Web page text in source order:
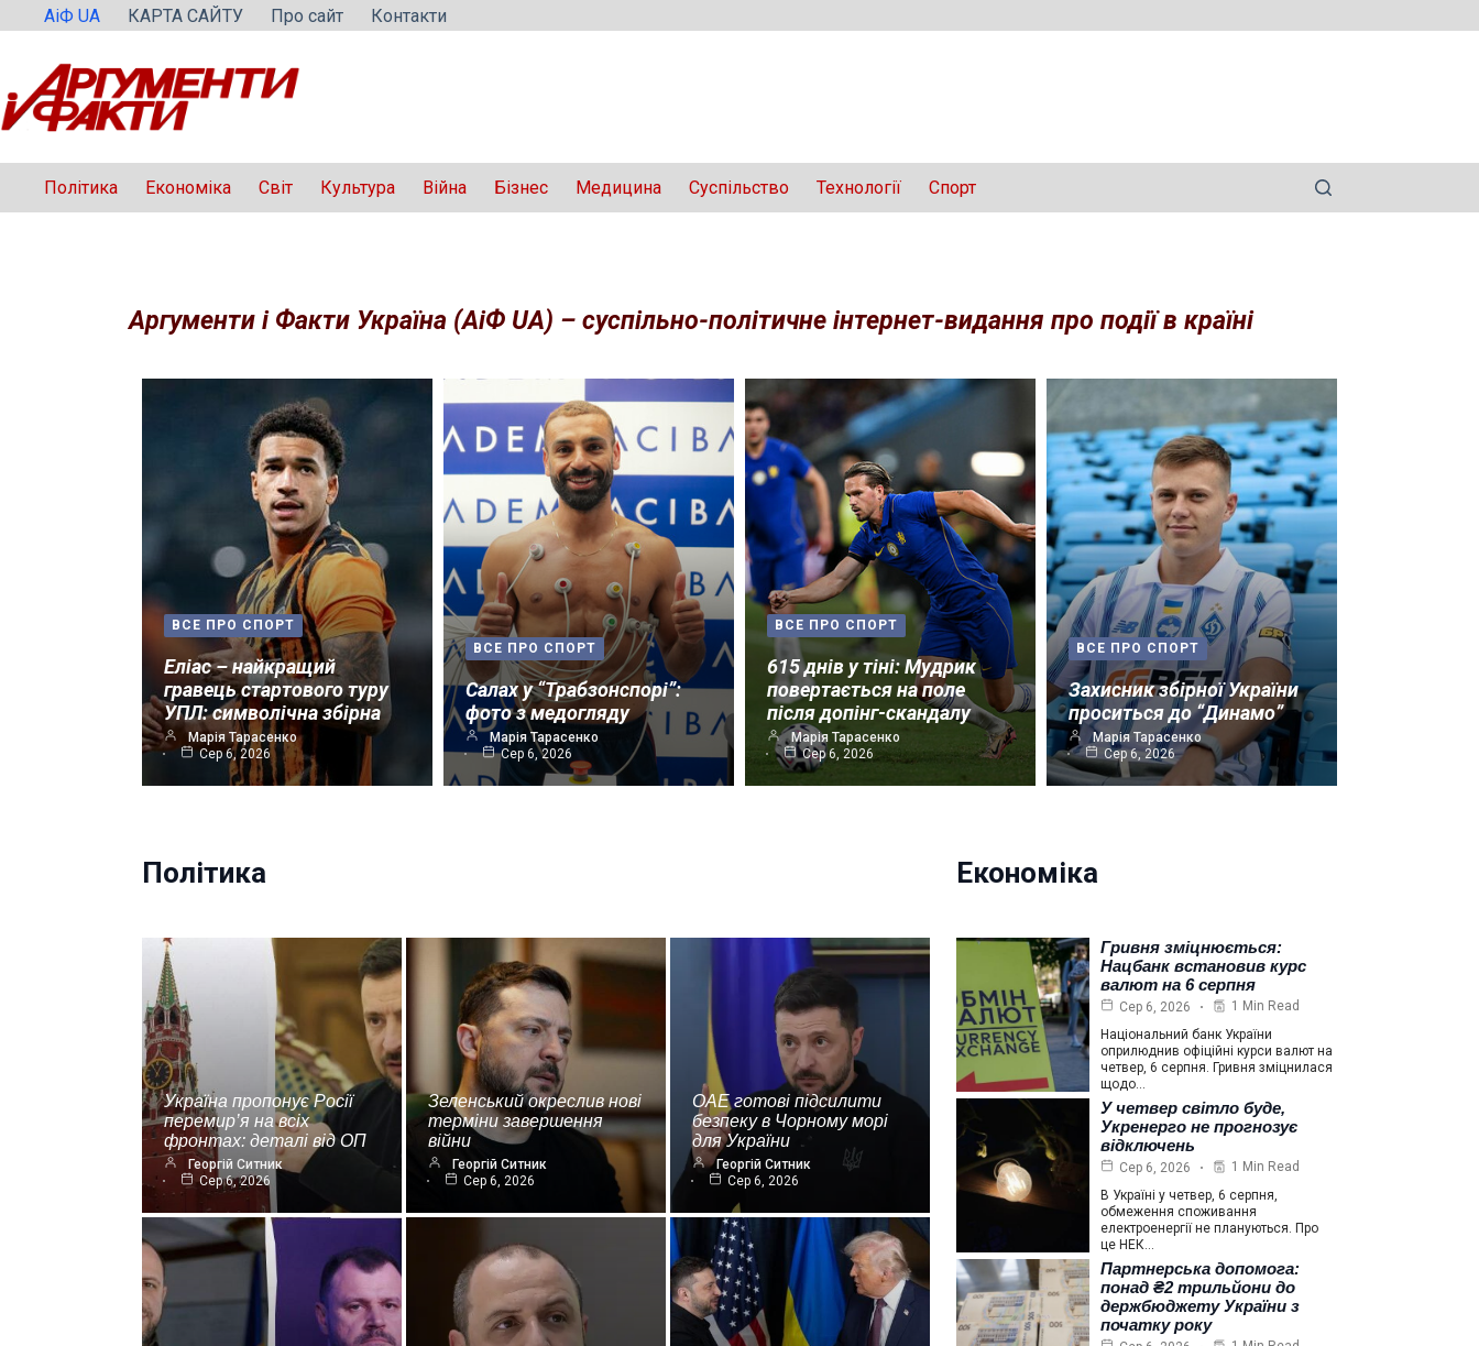
Перейти
вмісту
АіФ UA КАРТА САЙТУ Про сайт Контакти
Політика Економіка Світ Культура Війна Бізнес Медицина Суспільство Технології Спорт
Аргументи і Факти Україна (АіФ UA) – суспільно-політичне інтернет-видання про події в країні
ВСЕ ПРО СПОРТ
Еліас – найкращий
гравець стартового туру
УПЛ: символічна збірна
Марія Тарасенко
Сер 6, 2026
ВСЕ ПРО СПОРТ
Салах у “Трабзонспорі”:
фото з медогляду
Марія Тарасенко
Сер 6, 2026
ВСЕ ПРО СПОРТ
615 днів у тіні: Мудрик
повертається на поле
після допінг-скандалу
Марія Тарасенко
Сер 6, 2026
ВСЕ ПРО СПОРТ
Захисник збірної України
проситься до “Динамо”
Марія Тарасенко
Сер 6, 2026
Політика Економіка
Україна пропонує Росії
перемир’я на всіх
фронтах: деталі від ОП
Георгій Ситник
Сер 6, 2026
Зеленський окреслив нові
терміни завершення
війни
Георгій Ситник
Сер 6, 2026
ОАЕ готові підсилити
безпеку в Чорному морі
для України
Георгій Ситник
Сер 6, 2026
Гривня зміцнюється:
Нацбанк встановив курс
валют на 6 серпня
Сер 6, 2026
1 Min Read
Національний банк України
оприлюднив офіційні курси валют на
четвер, 6 серпня. Гривня зміцнилася
щодо…
У четвер світло буде,
Укренерго не прогнозує
відключень
Сер 6, 2026
1 Min Read
В Україні у четвер, 6 серпня,
обмеження споживання
електроенергії не плануються. Про
це НЕК…
Партнерська допомога:
понад ₴2 трильйони до
держбюджету України з
початку року